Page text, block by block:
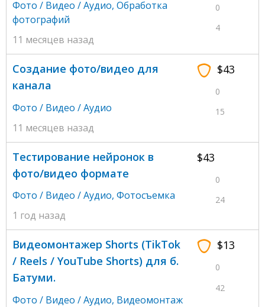
0
4
Фото / Видео / Аудио, Обработка
фотографий
11 месяцев назад
$43
0
15
Создание фото/видео для
канала
Фото / Видео / Аудио
11 месяцев назад
$43
0
24
Тестирование нейронок в
фото/видео формате
Фото / Видео / Аудио, Фотосъемка
1 год назад
$13
0
42
Видеомонтажер Shorts (TikTok
/ Reels / YouTube Shorts) для б.
Батуми.
Фото / Видео / Аудио, Видеомонтаж